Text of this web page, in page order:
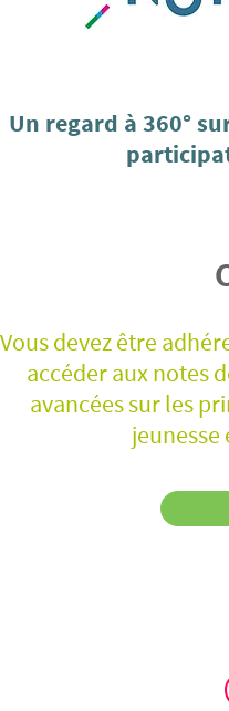
Un regard à 360°
Vous devez être
accéder aux notes
avancées sur les